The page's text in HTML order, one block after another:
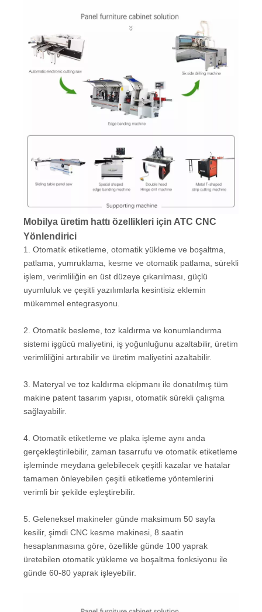
Mobilya üretim hattı özellikleri için ATC CNC
1. Otomatik etiketleme, otomatik yükleme ve boşaltma,
patlama, yumruklama, kesme ve otomatik patlama, sürekli
işlem, verimliliğin en üst düzeye çıkarılması, güçlü
uyumluluk ve çeşitli yazılımlarla kesintisiz eklemin
mükemmel entegrasyonu.